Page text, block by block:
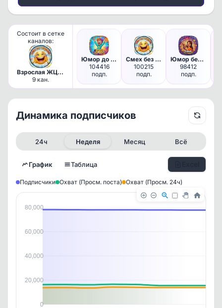
Состоит в сетке
каналов:
Взрослая ЖЦА,
Юмор
9 кан.
Юмор до слёз 🤣
104416
подп.
Смех без тормозов
100215
подп.
Юмор без границ 😄
98412
подп.
История канала
Динамика подписчиков
24ч Неделя Месяц Всё
График Таблица
Подписчики Охват (Просм. поста) Охват (Просм. 24ч)
80,000
60,000
40,000
20,000
0